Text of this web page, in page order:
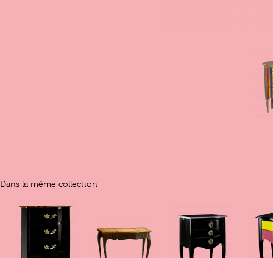
Dans la même collection